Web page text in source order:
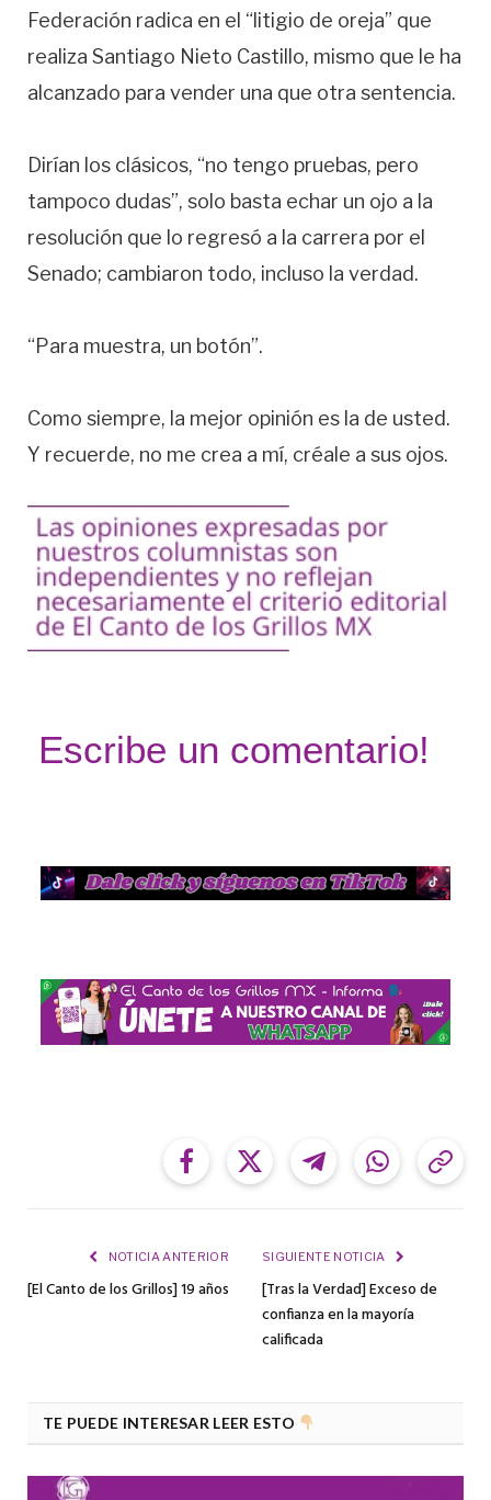
Federación radica en el “litigio de oreja” que
realiza Santiago Nieto Castillo, mismo que le ha
alcanzado para vender una que otra sentencia.
Dirían los clásicos, “no tengo pruebas, pero
tampoco dudas”, solo basta echar un ojo a la
resolución que lo regresó a la carrera por el
Senado; cambiaron todo, incluso la verdad.
“Para muestra, un botón”.
Como siempre, la mejor opinión es la de usted.
Y recuerde, no me crea a mí, créale a sus ojos.
Escribe un comentario!
FacebookTwitterTelegramWhatsApp
NOTICIA ANTERIOR
[El Canto de los Grillos] 19 años
SIGUIENTE NOTICIA
[Tras la Verdad] Exceso de
confianza en la mayoría
calificada
TE PUEDE INTERESAR LEER ESTO